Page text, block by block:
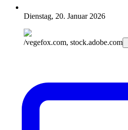
Dienstag, 20. Januar 2026
/vegefox.com, stock.adobe.com